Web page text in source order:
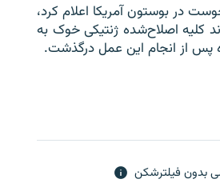
در بوستون آمریکا اعلام کرد،
کلیه اصلاح‌شده ژنتیکی خوک به
پس از انجام این عمل درگذشت.
بدون فیلترشکن